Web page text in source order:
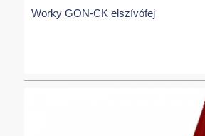
Worky GON-CK elszívófej